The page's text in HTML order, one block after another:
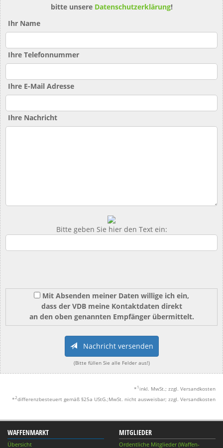
bitte unsere Datenschutzerklärung!
Ihr Name
Ihre Telefonnummer
Ihre E-Mail Adresse
Ihre Nachricht
Bitte geben Sie hier den Text ein:
Mit Absenden meiner Daten willige ich ein,
dass der VDB meine Kontaktdaten direkt
an den oben genannten Empfänger übermittelt.
Nachricht versenden
(Bitte füllen Sie alle Felder aus!)
* 1 inkl. MwSt.; zzgl. Versandkosten
*2differenzbesteuert gemäß §25a UStG.;MwSt. nicht ausweisbar; zzgl. Versandkosten
WAFFENMARKT
Übersicht
MITGLIEDER
Ordentliche Mitglieder (Waffen-